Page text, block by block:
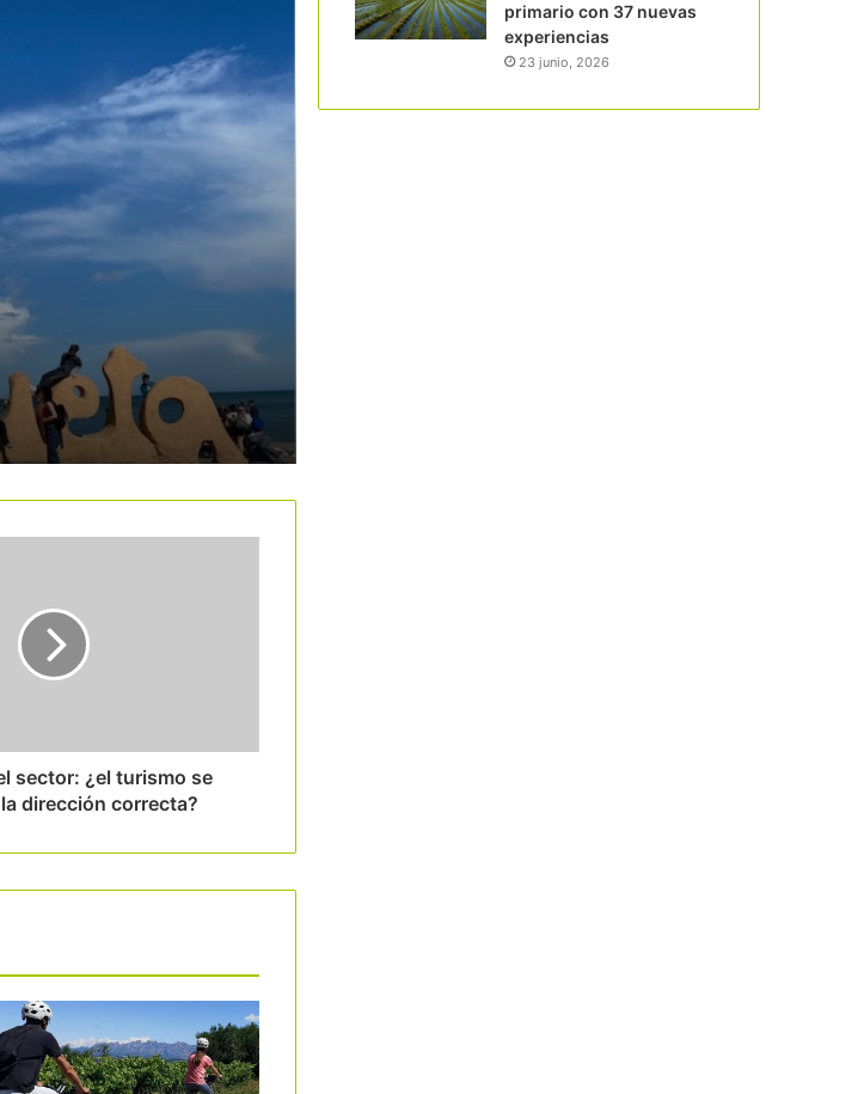
sitúa la cultura en el centro
promoción turística internacional
campaña de 5 millones de
impulsa el turismo ligado al
primario con 37 nuevas
Oriental apuesta por el
con una ruta gravel de
rutas del vino catalanas crean la
Rutas del Vino de Cataluña
turística se abre paso en los
en una década
llama al sector a adherirse al
sector: ¿el turismo se
dirección correcta?
primario con 37 nuevas
experiencias
23 junio, 2026